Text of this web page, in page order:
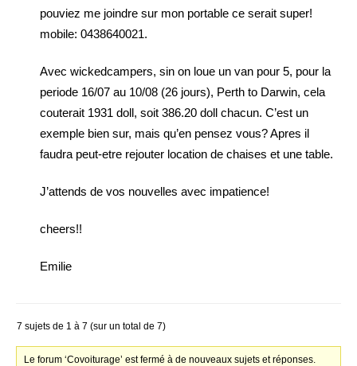
pouviez me joindre sur mon portable ce serait super!
mobile: 0438640021.
Avec wickedcampers, sin on loue un van pour 5, pour la
periode 16/07 au 10/08 (26 jours), Perth to Darwin, cela
couterait 1931 doll, soit 386.20 doll chacun. C’est un
exemple bien sur, mais qu’en pensez vous? Apres il
faudra peut-etre rejouter location de chaises et une table.
J’attends de vos nouvelles avec impatience!
cheers!!
Emilie
7 sujets de 1 à 7 (sur un total de 7)
Le forum ‘Covoiturage’ est fermé à de nouveaux sujets et réponses.